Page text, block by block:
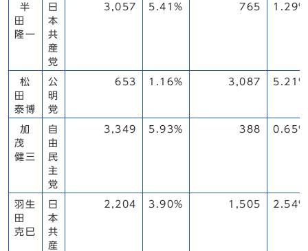
半
田
隆一
日
本
共
産
党
3,057 5.41% 765 1.29%
松
田
泰博
公
明
党
653 1.16% 3,087 5.21%
加
茂
健三
自
由
民
主
党
3,349 5.93% 388 0.65%
羽生
田
克巳
日
本
共
産
2,204 3.90% 1,505 2.54%